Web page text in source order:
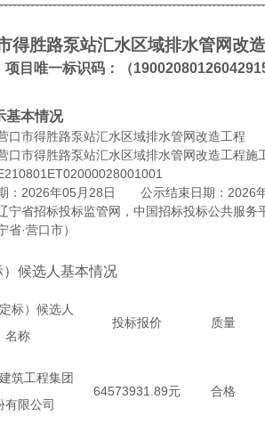
得胜路泵站汇水区域排水管网改
项目唯一标识码：（
基本情况
口市得胜路泵站汇水区域排水管网改造工程
口市得胜路泵站汇水区域排水管网改造工程施
： 2026年05 月 28 日 公示结束日期： 2026
宁省招标投标监管网
， 中国招标投标公共服务
省·营口市）
）候选人基本情况
标）候选人
名称
投标报价 质量
筑工程集团
有限公司
64573931.89元 合格